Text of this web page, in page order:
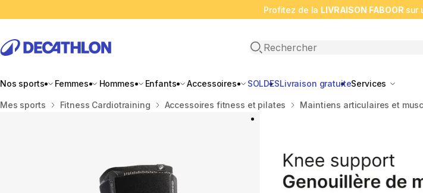
Profitez de la LIVRAISON FABOOR sur
Open search
Nos sports Femmes Hommes Enfants Accessoires SOLDESLivraison gratuiteServices
Accueil
Mes sports Fitness Cardiotraining Accessoires fitness et pilates Maintiens articulaires et